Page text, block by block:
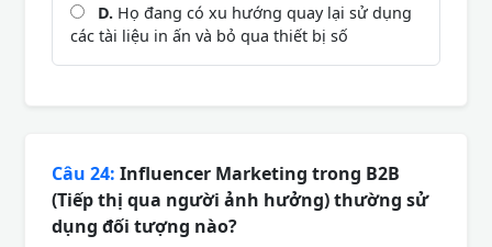
D. Họ đang có xu hướng quay lại sử dụng
các tài liệu in ấn và bỏ qua thiết bị số
Câu 24: Influencer Marketing trong B2B
(Tiếp thị qua người ảnh hưởng) thường sử
dụng đối tượng nào?